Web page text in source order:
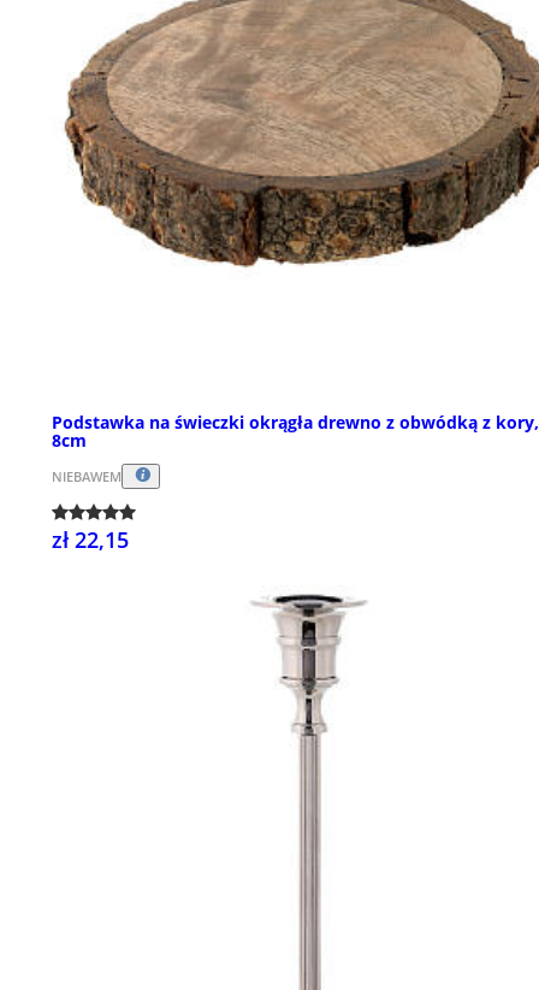
Podstawka na świeczki okrągła drewno z obwódką z kory,
8cm
NIEBAWEM
zł 22,15